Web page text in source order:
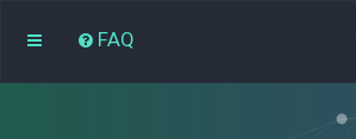
FAQ